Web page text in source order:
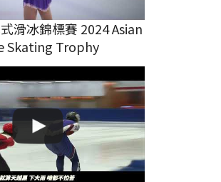
滑冰錦標賽 2024 Asian
Skating Trophy